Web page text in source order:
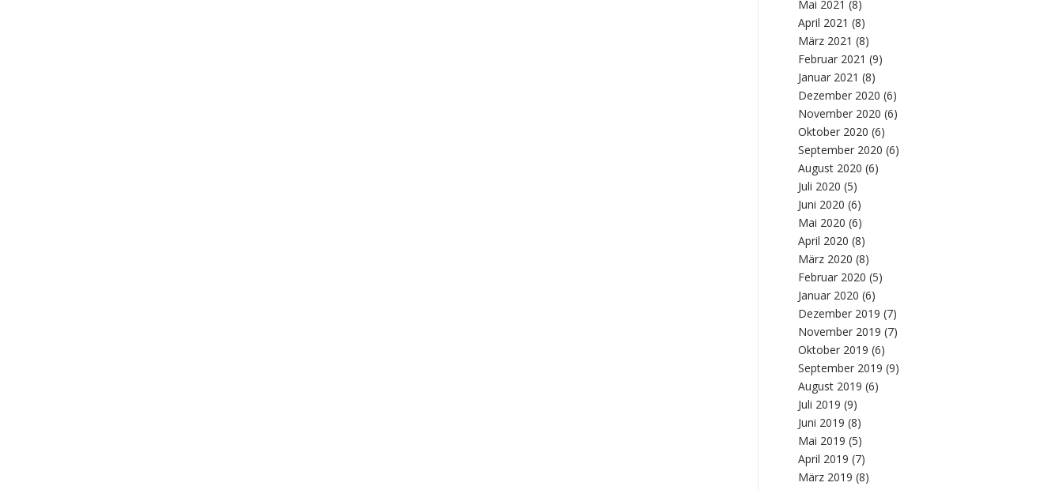
Mai 2021 (8)
April 2021 (8)
März 2021 (8)
Februar 2021 (9)
Januar 2021 (8)
Dezember 2020 (6)
November 2020 (6)
Oktober 2020 (6)
September 2020 (6)
August 2020 (6)
Juli 2020 (5)
Juni 2020 (6)
Mai 2020 (6)
April 2020 (8)
März 2020 (8)
Februar 2020 (5)
Januar 2020 (6)
Dezember 2019 (7)
November 2019 (7)
Oktober 2019 (6)
September 2019 (9)
August 2019 (6)
Juli 2019 (9)
Juni 2019 (8)
Mai 2019 (5)
April 2019 (7)
März 2019 (8)